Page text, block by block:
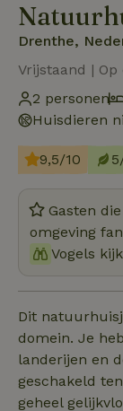
Drenthe,
Vrijstaand | Op
2 personen
Huisdieren
9,5/10
Gasten
omgeving
Vogels
Dit
domein. Je
landerijen en
geschakeld
geheel